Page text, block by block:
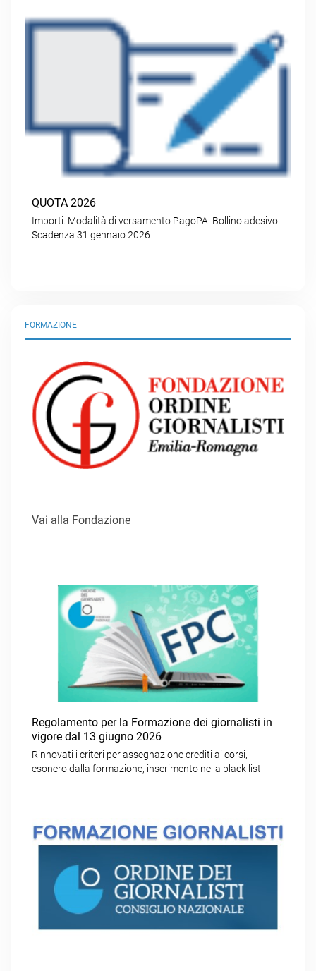
QUOTA 2026
Importi. Modalità di versamento PagoPA. Bollino adesivo.
Scadenza 31 gennaio 2026
FORMAZIONE
Vai alla Fondazione
Regolamento per la Formazione dei giornalisti in
vigore dal 13 giugno 2026
Rinnovati i criteri per assegnazione crediti ai corsi,
esonero dalla formazione, inserimento nella black list